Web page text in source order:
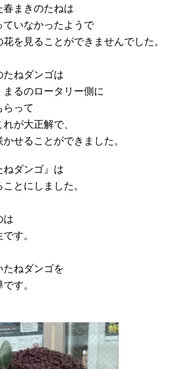
春まきのたねは
いなかったようで
を見ることができませんでした。
たねダンゴは
るのロータリー側に
らって
が大正解で、
せることができました。
ねダンゴ』は
とにしました。
は
す。
たねダンゴを
す。